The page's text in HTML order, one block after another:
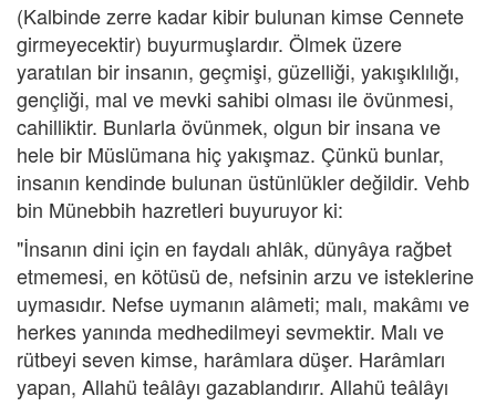
(Kalbinde zerre kadar kibir bulunan kimse Cennete
girmeyecektir) buyurmuşlardır. Ölmek üzere
yaratılan bir insanın, geçmişi, güzelliği, yakışıklılığı,
gençliği, mal ve mevki sahibi olması ile övünmesi,
cahilliktir. Bunlarla övünmek, olgun bir insana ve
hele bir Müslümana hiç yakışmaz. Çünkü bunlar,
insanın kendinde bulunan üstünlükler değildir. Vehb
bin Münebbih hazretleri buyuruyor ki:
"İnsanın dini için en faydalı ahlâk, dünyâya rağbet
etmemesi, en kötüsü de, nefsinin arzu ve isteklerine
uymasıdır. Nefse uymanın alâmeti; malı, makâmı ve
herkes yanında medhedilmeyi sevmektir. Malı ve
rütbeyi seven kimse, harâmlara düşer. Harâmları
yapan, Allahü teâlâyı gazablandırır. Allahü teâlâyı